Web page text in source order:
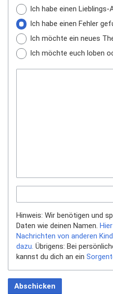
Ich habe einen Lieblings-
Ich habe einen Fehler
Ich möchte ein neues
Ich möchte euch loben
Hinweis: Wir benötigen und
Daten wie deinen Namen.
Nachrichten von anderen
dazu. Übrigens: Bei
kannst du dich an ein
Abschicken